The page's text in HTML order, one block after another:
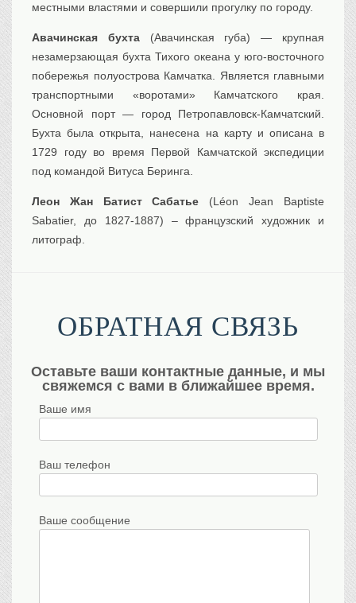
местными властями и совершили прогулку по городу.
Авачинская бухта(Авачинская губа) — крупная
незамерзающая бухта Тихого океана у юго-восточного
побережья полуострова Камчатка. Является главными
транспортными «воротами» Камчатского края.
Основной порт — город Петропавловск-Камчатский.
Бухта была открыта, нанесена на карту и описана в
1729 году во время Первой Камчатской экспедиции
под командой Витуса Беринга.
Леон Жан Батист Сабатье (Léon Jean Baptiste
Sabatier, до 1827-1887) – французский художник и
литограф.
ОБРАТНАЯ СВЯЗЬ
Оставьте ваши контактные данные, и мы
свяжемся с вами в ближайшее время.
Ваше имя
Ваш телефон
Ваше сообщение